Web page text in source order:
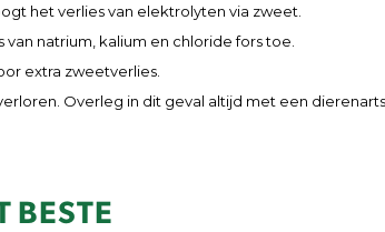
het verlies van elektrolyten via zweet.
natrium, kalium en chloride fors toe.
extra zweetverlies.
Overleg in dit geval altijd met een dierenarts.
BESTE